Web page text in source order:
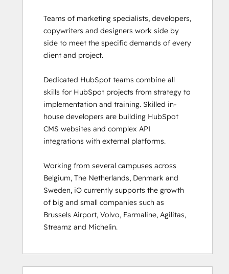
Certification
HubSpot Marketing Software
HubSpot Reporting
HubSpot Sales Hub Software
HubSpot Solutions Partner
HubSpot Trainer Certification
Inbound
Inbound Marketing
Inbound Marketing Optimization
Inbound Sales
Marketing Hub Demo
Objectives-Based Onboarding
Platform Consulting
Revenue Operations
Sales Enablement
Sales Management Training: Strategies
Sales Team
Salesforce Integration Certification
Teams of marketing specialists, developers,
copywriters and designers work side by
side to meet the specific demands of every
client and project.
Dedicated HubSpot teams combine all
skills for HubSpot projects from strategy to
implementation and training. Skilled in-
house developers are building HubSpot
CMS websites and complex API
integrations with external platforms.
Working from several campuses across
Belgium, The Netherlands, Denmark and
Sweden, iO currently supports the growth
of big and small companies such as
Brussels Airport, Volvo, Farmaline, Agilitas,
Streamz and Michelin.